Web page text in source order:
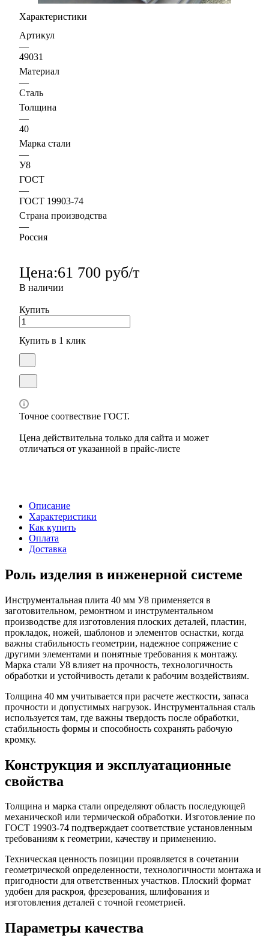
Характеристики
Артикул
—
49031
Материал
—
Сталь
Толщина
—
40
Марка стали
—
У8
ГОСТ
—
ГОСТ 19903-74
Страна производства
—
Россия
Цена:61 700 руб/т
В наличии
Купить
Купить в 1 клик
Точное соотвествие ГОСТ.
Цена действительна только для сайта и может
отличаться от указанной в прайс-листе
Описание
Характеристики
Как купить
Оплата
Доставка
Роль изделия в инженерной системе
Инструментальная плита 40 мм У8 применяется в
заготовительном, ремонтном и инструментальном
производстве для изготовления плоских деталей, пластин,
прокладок, ножей, шаблонов и элементов оснастки, когда
важны стабильность геометрии, надежное сопряжение с
другими элементами и понятные требования к монтажу.
Марка стали У8 влияет на прочность, технологичность
обработки и устойчивость детали к рабочим воздействиям.
Толщина 40 мм учитывается при расчете жесткости, запаса
прочности и допустимых нагрузок. Инструментальная сталь
используется там, где важны твердость после обработки,
стабильность формы и способность сохранять рабочую
кромку.
Конструкция и эксплуатационные
свойства
Толщина и марка стали определяют область последующей
механической или термической обработки. Изготовление по
ГОСТ 19903-74 подтверждает соответствие установленным
требованиям к геометрии, качеству и применению.
Техническая ценность позиции проявляется в сочетании
геометрической определенности, технологичности монтажа и
пригодности для ответственных участков. Плоский формат
удобен для раскроя, фрезерования, шлифования и
изготовления деталей с точной геометрией.
Параметры качества